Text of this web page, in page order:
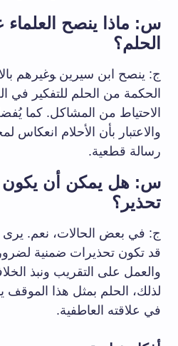
س:‍ ماذا​ ينصح العلماء
الحلم؟
ج: ينصح ابن سيرين ‍وغيرهم
الحكمة من الحلم للتفكير في
الاحتياط من المشاكل. كما
والاعتبار بأن الأحلام انعكاس
رسالة‍ قطعية.
س: هل يمكن أن يكون​
تحذير؟
ج: في بعض الحالات، نعم. يرى
قد ⁣تكون تحذيرات ضمنية
والعمل على التقريب ونبذ
لذلك، الحلم بمثل هذا‍ الموقف
في علاقته العاطفية.